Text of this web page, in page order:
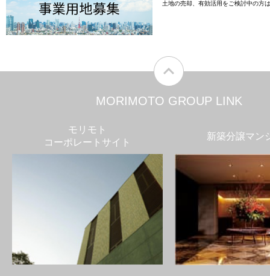
土地の売却、有効活用をご検討中の方
MORIMOTO GROUP LINK
モリモト
コーポレートサイト
新築分譲マン